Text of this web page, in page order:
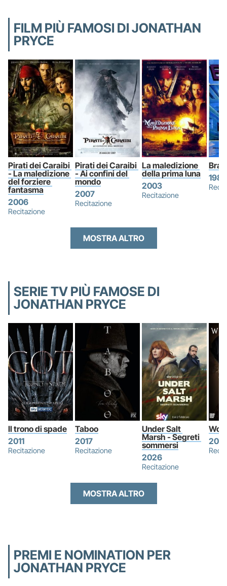
FILM PIÙ FAMOSI DI JONATHAN
PRYCE
Pirati dei Caraibi
- La maledizione
del forziere
fantasma
2006
Recitazione
Pirati dei Caraibi
- Ai confini del
mondo
2007
Recitazione
La maledizione
della prima luna
2003
Recitazione
1985
MOSTRA ALTRO
SERIE TV PIÙ FAMOSE DI
JONATHAN PRYCE
Il trono di spade
2011
Recitazione
Taboo
2017
Recitazione
Under Salt
Marsh - Segreti
sommersi
2026
Recitazione
2015
MOSTRA ALTRO
PREMI E NOMINATION PER
JONATHAN PRYCE